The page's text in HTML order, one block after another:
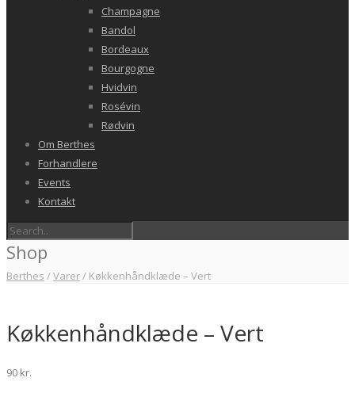
Champagne
Bandol
Bordeaux
Bourgogne
Hvidvin
Rosévin
Rødvin
Om Berthes
Forhandlere
Events
Kontakt
Shop
Berthes /Varer/ Køkkenhåndklæde – Vert
Køkkenhåndklæde – Vert
90 kr.